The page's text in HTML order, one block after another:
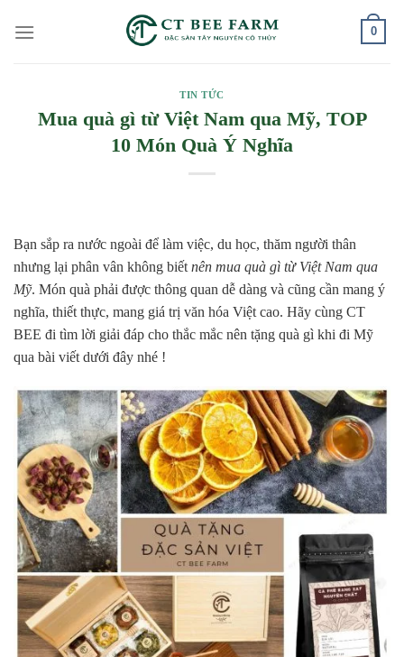
0
TIN TỨC
Mua quà gì từ Việt Nam qua Mỹ, TOP
10 Món Quà Ý Nghĩa
Bạn sắp ra nước ngoài để làm việc, du học, thăm người thân
nhưng lại phân vân không biết nên mua quà gì từ Việt Nam qua
Mỹ. Món quà phải được thông quan dễ dàng và cũng cần mang ý
nghĩa, thiết thực, mang giá trị văn hóa Việt cao. Hãy cùng CT
BEE đi tìm lời giải đáp cho thắc mắc nên tặng quà gì khi đi Mỹ
qua bài viết dưới đây nhé !